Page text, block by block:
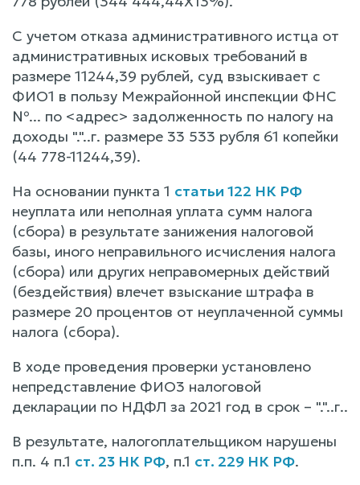
С учетом отказа административного истца от
административных исковых требований в
размере 11244,39 рублей, суд взыскивает с
ФИО1 в пользу Межрайонной инспекции ФНС
№... по <адрес> задолженность по налогу на
доходы "."..г. размере 33 533 рубля 61 копейки
(44 778-11244,39).
На основании пункта 1 статьи 122 НК РФ
неуплата или неполная уплата сумм налога
(сбора) в результате занижения налоговой
базы, иного неправильного исчисления налога
(сбора) или других неправомерных действий
(бездействия) влечет взыскание штрафа в
размере 20 процентов от неуплаченной суммы
налога (сбора).
В ходе проведения проверки установлено
непредставление ФИО3 налоговой
декларации по НДФЛ за 2021 год в срок – "."..г..
В результате, налогоплательщиком нарушены
п.п. 4 п.1 ст. 23 НК РФ, п.1 ст. 229 НК РФ.